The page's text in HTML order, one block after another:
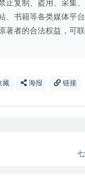
止复制、盗用、采集
、书籍等各类媒体平
著者的合法权益，可
藏 海报 链接